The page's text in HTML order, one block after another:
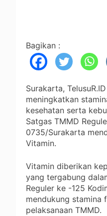
Bagikan :
Surakarta,
meningkatkan
kesehatan serta
Satgas TMMD
0735/Surakarta
Vitamin.
Vitamin diberikan
yang tergabung
Reguler ke -125
mendukung stamina
pelaksanaan TMMD.